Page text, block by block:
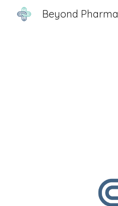
Beyond Pharma